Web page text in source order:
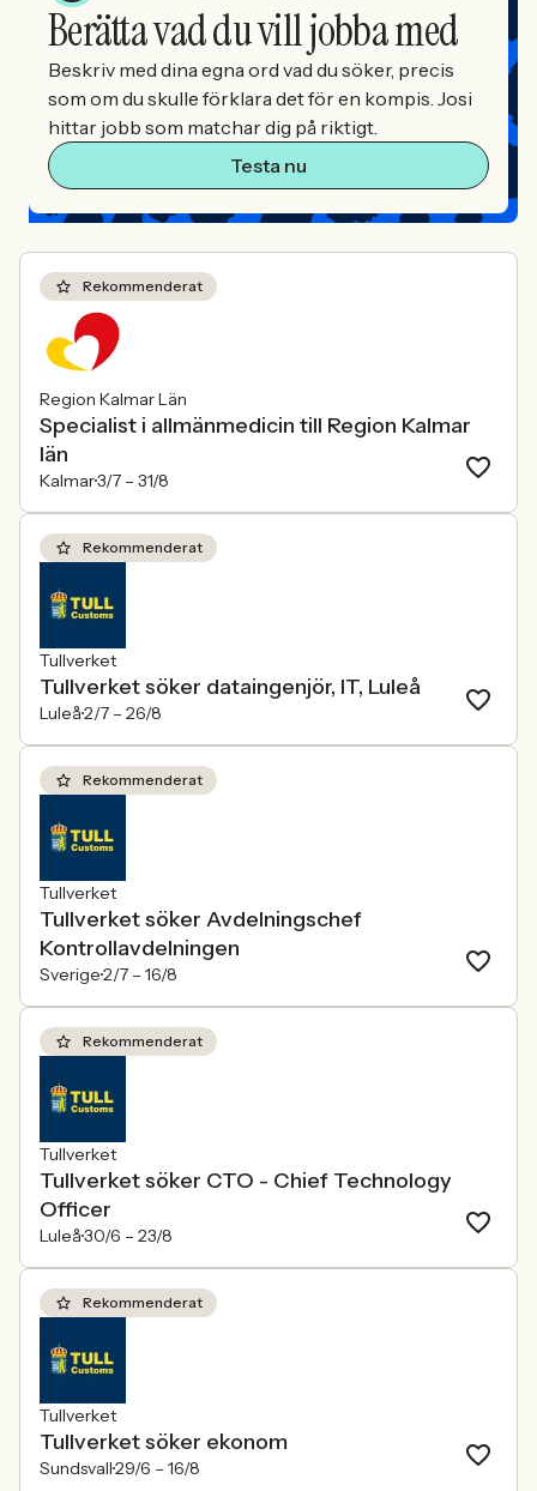
Berätta vad du vill jobba med
Beskriv med dina egna ord vad du söker, precis
som om du skulle förklara det för en kompis. Josi
hittar jobb som matchar dig på riktigt.
Testa nu
Rekommenderat
Region Kalmar Län
Specialist i allmänmedicin till Region Kalmar
län
Kalmar3/7 – 31/8
Rekommenderat
Tullverket
Tullverket söker dataingenjör, IT, Luleå
Luleå2/7 – 26/8
Rekommenderat
Tullverket
Tullverket söker Avdelningschef
Kontrollavdelningen
Sverige2/7 – 16/8
Rekommenderat
Tullverket
Tullverket söker CTO - Chief Technology
Officer
Luleå30/6 – 23/8
Rekommenderat
Tullverket
Tullverket söker ekonom
Sundsvall29/6 – 16/8